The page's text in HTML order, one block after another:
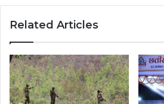
Related Articles